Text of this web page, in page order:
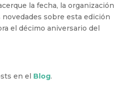
la fecha, la organización
novedades sobre esta edición
el décimo aniversario del
en el Blog.